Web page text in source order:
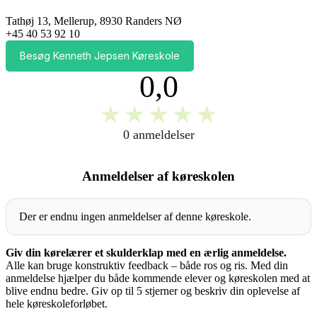
Tathøj 13, Mellerup, 8930 Randers NØ
+45 40 53 92 10
Besøg Kenneth Jepsen Køreskole
0,0
★ ★ ★ ★ ★
0 anmeldelser
Anmeldelser af køreskolen
Der er endnu ingen anmeldelser af denne køreskole.
Giv din kørelærer et skulderklap med en ærlig anmeldelse.
Alle kan bruge konstruktiv feedback – både ros og ris. Med din
anmeldelse hjælper du både kommende elever og køreskolen med at
blive endnu bedre. Giv op til 5 stjerner og beskriv din oplevelse af
hele køreskoleforløbet.